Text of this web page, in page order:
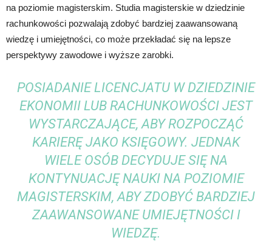
na poziomie magisterskim. Studia magisterskie w dziedzinie
rachunkowości pozwalają zdobyć bardziej zaawansowaną
wiedzę i umiejętności, co może przekładać się na lepsze
perspektywy zawodowe i wyższe zarobki.
POSIADANIE LICENCJATU W DZIEDZINIE
EKONOMII LUB RACHUNKOWOŚCI JEST
WYSTARCZAJĄCE, ABY ROZPOCZĄĆ
KARIERĘ JAKO KSIĘGOWY. JEDNAK
WIELE OSÓB DECYDUJE SIĘ NA
KONTYNUACJĘ NAUKI NA POZIOMIE
MAGISTERSKIM, ABY ZDOBYĆ BARDZIEJ
ZAAWANSOWANE UMIEJĘTNOŚCI I
WIEDZĘ.